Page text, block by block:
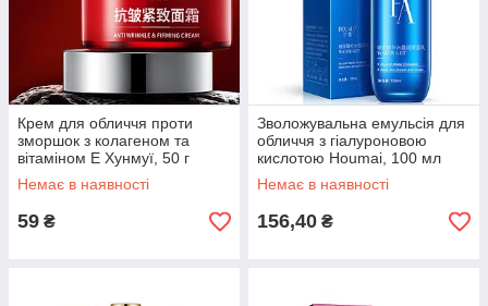
Крем для обличчя проти
зморшок з колагеном та
вітаміном Е Хунмуї, 50 г
Немає в наявності
59 ₴
Зволожувальна емульсія для
обличчя з гіалуроновою
кислотою Houmai, 100 мл
Немає в наявності
156,40 ₴